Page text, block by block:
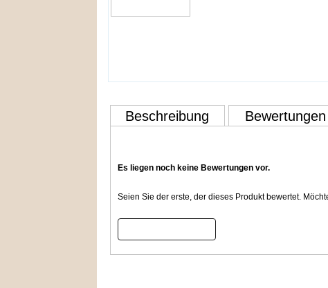
Beschreibung Bewertungen
Es liegen noch keine Bewertungen vor.
Seien Sie der erste, der dieses Produkt bewertet.